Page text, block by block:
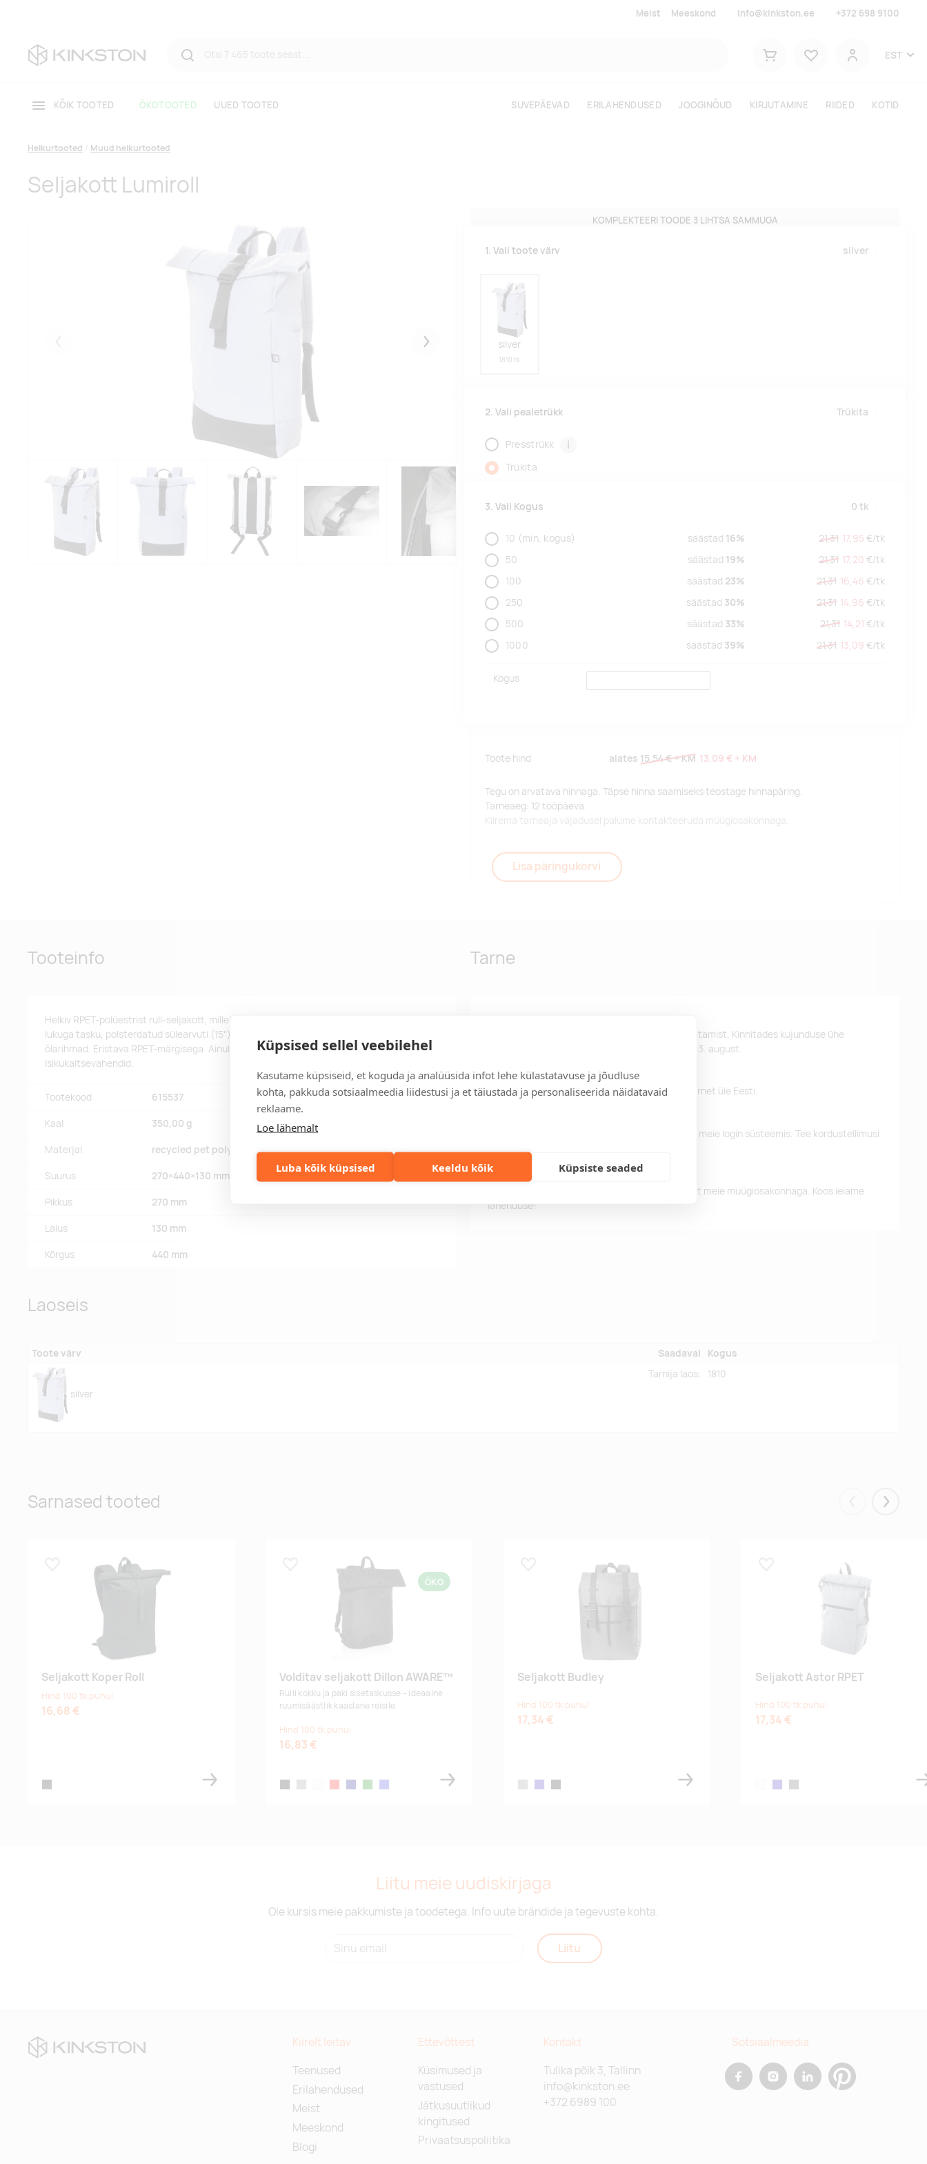
Küpsised sellel veebilehel
Kasutame küpsiseid, et koguda ja analüüsida infot lehe külastatavuse ja jõudluse
kohta, pakkuda sotsiaalmeedia liidestusi ja et täiustada ja personaliseerida näidatavaid
reklaame.
Loe lähemalt
Luba kõik küpsised Keeldu kõik Küpsiste seaded
Meist Meeskond info@kinkston.ee +372 698 9100
Ostukorv
Kasutaja
EST
KÕIK TOOTED ÖKOTOOTED UUED TOOTED SUVEPÄEVAD ERILAHENDUSED JOOGINÕUD KIRJUTAMINE RIIDED KOTID
Helkurtooted Muud helkurtooted
Seljakott Lumiroll
Järgmised
KOMPLEKTEERI TOODE 3 LIHTSA SAMMUGA
1. Vali toote värv silver
silver
1810 tk
2. Vali pealetrükk Trükita
Presstrükk i
Trükita
3. Vali Kogus 0 tk
10 (min. kogus) säästad 16% 21,31 17,95 €/tk
50
säästad 19% 21,31 17,20 €/tk
100
säästad 23% 21,31 16,46 €/tk
250
säästad 30% 21,31 14,96 €/tk
500
säästad 33% 21,31 14,21 €/tk
1000
säästad 39% 21,31 13,09 €/tk
Kogus
Toote hind alates 15,54 €+ KM 13,09 € + KM
Tegu on arvatava hinnaga. Täpse hinna saamiseks teostage hinnapäring.
Tarneaeg: 12 tööpäeva.
Kiirema tarneaja vajadusel palume kontakteeruda müügiosakonnaga.
Lisa päringukorvi
Tooteinfo
Helkiv RPET-polüestrist rull-seljakott, millel on pandlaga suletav põhisahtel, peidetud
lukuga tasku, polsterdatud sülearvuti (15") sahtel, küljetasku, polsterdatud selja- ja
õlarihmad. Eristava RPET-märgisega. Ainult reklaamkasutuseks ei kvalifitseeru toode
Isikukaitsevahendid.
Tootekood 615537
Kaal 350,00 g
Materjal recycled pet polyester
Suurus 270×440×130 mm
Pikkus 270 mm
Laius 130 mm
Kõrgus 440 mm
Tarne
Tarneaeg on 12 tööpäeva pärast kujunduse kinnitamist. Kinnitades kujunduse ühe
tööpäeva jooksul, saate tooted kätte hiljemalt 23. august.
Tarne tingimused
Üle 500 euro tellimuste puhul pakume tasuta tarnet üle Eesti.
Jälgi oma olemasolevaid ning eelnevaid tellimusi meie login süsteemis. Tee kordustellimusi
Kiired tellimused
Kiirema tarneaja vajadusel palun võtke ühendust meie müügiosakonnaga. Koos leiame
lahenduse!
Laoseis
Toote värv Saadaval Kogus
silver
Tarnija laos: 1810
Sarnased tooted Eelmised
Lisa lemmikuks
Seljakott Koper Roll
Hind 100 tk puhul
16,68 €
Lisa lemmikuks
ÖKO
Volditav seljakott Dillon AWARE™
Rulli kokku ja paki sisetaskusse – ideaalne
ruumisäästlik kaaslane reisile.
Hind 100 tk puhul
16,83 €
Lisa lemmikuks
Seljakott Budley
Hind 100 tk puhul
17,34 €
Seljakott Astor RPET
Hind 100 tk puhul
17,34 €
Liitu meie uudiskirjaga
Ole kursis meie pakkumiste ja toodetega. Info uute brändide ja tegevuste kohta.
Liitu
Kiirelt leitav
Teenused
Erilahendused
Meist
Meeskond
Blogi
Ettevõttest
Küsimused ja
vastused
Jätkusuutlikud
kingitused
Privaatsuspoliitika
Kontakt
Tulika põik 3, Tallinn
info@kinkston.ee
+372 6989 100
Sotsiaalmeedia